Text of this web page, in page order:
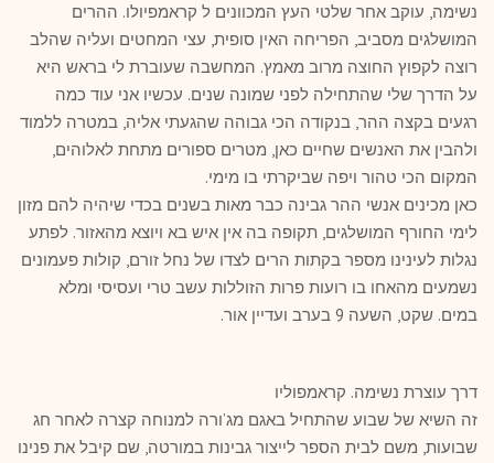
נשימה, עוקב אחר שלטי העץ המכוונים ל קראמפיולו. ההרים
המושלגים מסביב, הפריחה האין סופית, עצי המחטים ועליה שהלב
רוצה לקפוץ החוצה מרוב מאמץ. המחשבה שעוברת לי בראש היא
על הדרך שלי שהתחילה לפני שמונה שנים. עכשיו אני עוד כמה
רגעים בקצה ההר, בנקודה הכי גבוהה שהגעתי אליה, במטרה ללמוד
ולהבין את האנשים שחיים כאן, מטרים ספורים מתחת לאלוהים,
המקום הכי טהור ויפה שביקרתי בו מימי.
כאן מכינים אנשי ההר גבינה כבר מאות בשנים בכדי שיהיה להם מזון
לימי החורף המושלגים, תקופה בה אין איש בא ויוצא מהאזור. לפתע
נגלות לעינינו מספר בקתות הרים לצדו של נחל זורם, קולות פעמונים
נשמעים מהאחו בו רועות פרות הזוללות עשב טרי ועסיסי ומלא
במים. שקט, השעה 9 בערב ועדיין אור.
דרך עוצרת נשימה. קראמפוליו
זה השיא של שבוע שהתחיל באגם מג’ורה למנוחה קצרה לאחר חג
שבועות, משם לבית הספר לייצור גבינות במורטה, שם קיבל את פנינו